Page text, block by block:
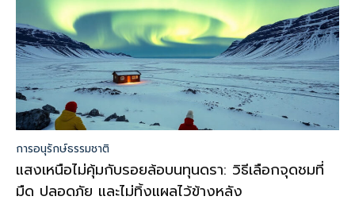
การอนุรักษ์ธรรมชาติ
แสงเหนือไม่คุ้มกับรอยล้อบนทุนดรา: วิธีเลือกจุดชมที่
มืด ปลอดภัย และไม่ทิ้งแผลไว้ข้างหลัง